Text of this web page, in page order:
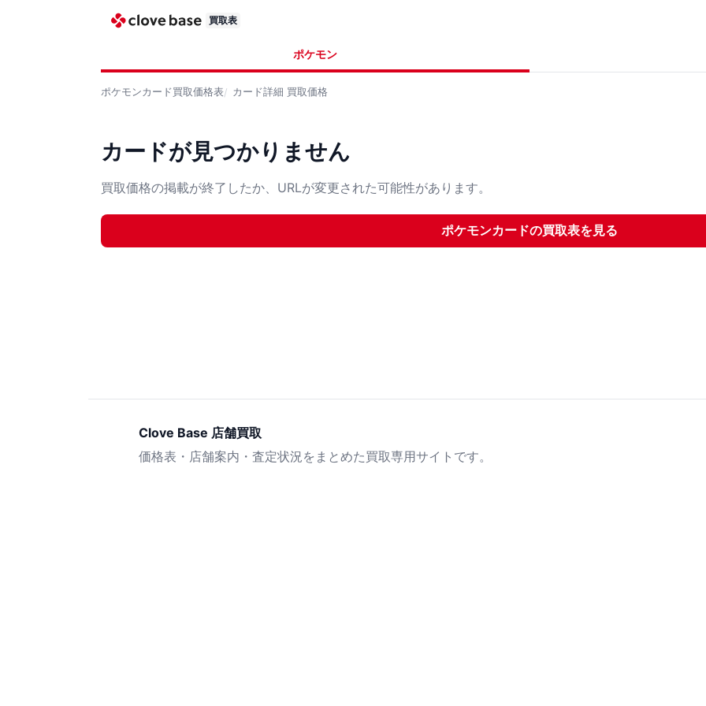
買取表
ポケモン
ポケモンカード買取価格表 カード詳細 買取価格
カードが見つかりません
買取価格の掲載が終了したか、URLが変更された可能性があります。
ポケモンカードの買取表を見る
Clove Base 店舗買取
価格表・店舗案内・査定状況をまとめた買取専用サイトです。